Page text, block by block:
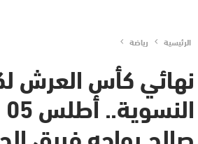
الرئيسية رياضة
نهائي كأس العرش